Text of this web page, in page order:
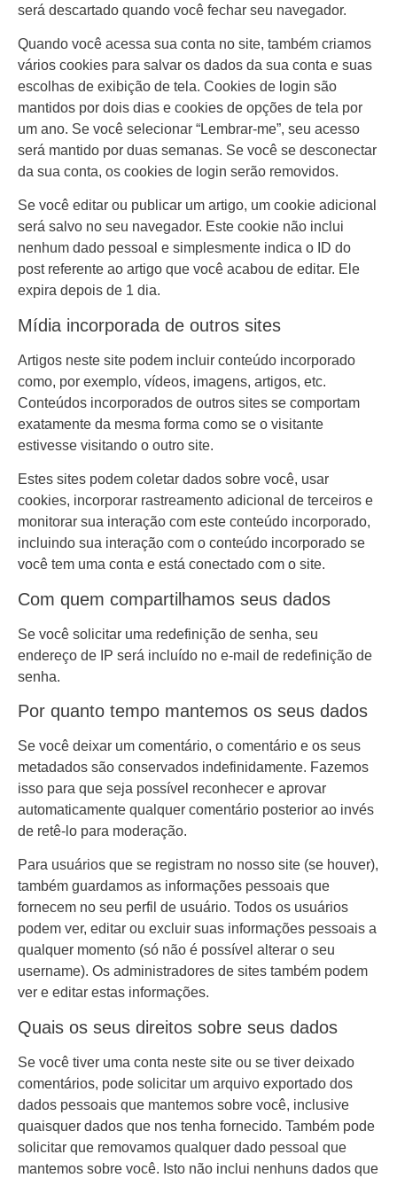
será descartado quando você fechar seu navegador.
Quando você acessa sua conta no site, também criamos
vários cookies para salvar os dados da sua conta e suas
escolhas de exibição de tela. Cookies de login são
mantidos por dois dias e cookies de opções de tela por
um ano. Se você selecionar “Lembrar-me”, seu acesso
será mantido por duas semanas. Se você se desconectar
da sua conta, os cookies de login serão removidos.
Se você editar ou publicar um artigo, um cookie adicional
será salvo no seu navegador. Este cookie não inclui
nenhum dado pessoal e simplesmente indica o ID do
post referente ao artigo que você acabou de editar. Ele
expira depois de 1 dia.
Mídia incorporada de outros sites
Artigos neste site podem incluir conteúdo incorporado
como, por exemplo, vídeos, imagens, artigos, etc.
Conteúdos incorporados de outros sites se comportam
exatamente da mesma forma como se o visitante
estivesse visitando o outro site.
Estes sites podem coletar dados sobre você, usar
cookies, incorporar rastreamento adicional de terceiros e
monitorar sua interação com este conteúdo incorporado,
incluindo sua interação com o conteúdo incorporado se
você tem uma conta e está conectado com o site.
Com quem compartilhamos seus dados
Se você solicitar uma redefinição de senha, seu
endereço de IP será incluído no e-mail de redefinição de
senha.
Por quanto tempo mantemos os seus dados
Se você deixar um comentário, o comentário e os seus
metadados são conservados indefinidamente. Fazemos
isso para que seja possível reconhecer e aprovar
automaticamente qualquer comentário posterior ao invés
de retê-lo para moderação.
Para usuários que se registram no nosso site (se houver),
também guardamos as informações pessoais que
fornecem no seu perfil de usuário. Todos os usuários
podem ver, editar ou excluir suas informações pessoais a
qualquer momento (só não é possível alterar o seu
username). Os administradores de sites também podem
ver e editar estas informações.
Quais os seus direitos sobre seus dados
Se você tiver uma conta neste site ou se tiver deixado
comentários, pode solicitar um arquivo exportado dos
dados pessoais que mantemos sobre você, inclusive
quaisquer dados que nos tenha fornecido. Também pode
solicitar que removamos qualquer dado pessoal que
mantemos sobre você. Isto não inclui nenhuns dados que